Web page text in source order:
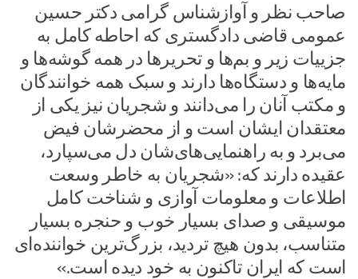
صاحب نظر و آوازشناس گرامی دکتر حسین
عمومی قاضی دادگستری که احاطه کامل به
جزییات زیر و بم‌ها و تحریر‌ها در همه گوشه‌ها و
مایه‌ها و دستگاه‌ها دارند و سبک همه خوانندگان
و مکتب آنان را می‌دانند و شجریان نیز یکی از
معتقدان ایشان است و از محضرشان فیض
می‌برد و به راهنمایی‌های‌شان دل می‌سپارد،
عقیده دارند که: «شجریان به خاطر وسعت
اطلاعات و معلومات آوازی و شناخت کامل
موسیقی و صدای بسیار خوب و حنجره بسیار
متناسب، بدون هیچ تردید، بزرگ‌ترین خواننده‌ای
است که ایران تاکنون به خود دیده است.»